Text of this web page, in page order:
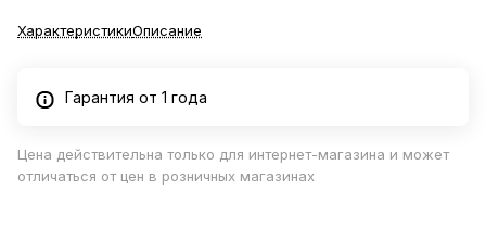
ХарактеристикиОписание
Гарантия от 1 года
Цена действительна только для интернет-магазина и может
отличаться от цен в розничных магазинах